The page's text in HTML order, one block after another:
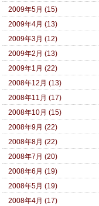
2009年5月 (15)
2009年4月 (13)
2009年3月 (12)
2009年2月 (13)
2009年1月 (22)
2008年12月 (13)
2008年11月 (17)
2008年10月 (15)
2008年9月 (22)
2008年8月 (22)
2008年7月 (20)
2008年6月 (19)
2008年5月 (19)
2008年4月 (17)